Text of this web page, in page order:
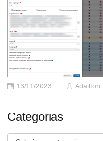
13/11/2023 Adailton
Categorias